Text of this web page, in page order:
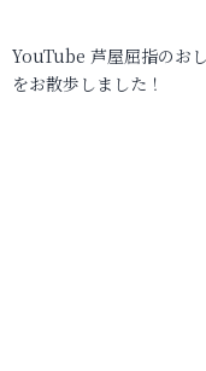
YouTube 芦屋屈指のお
をお散歩しました！